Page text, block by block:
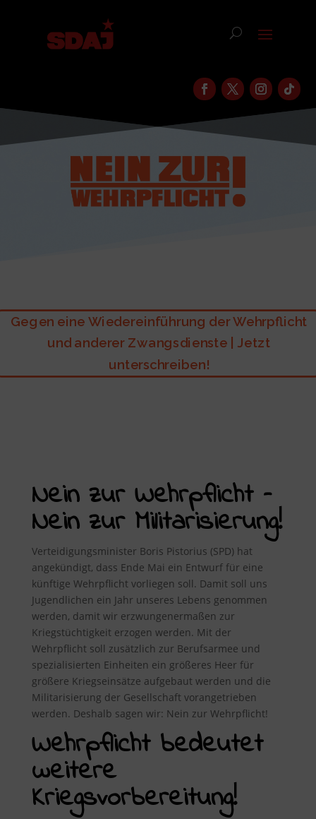
Gegen eine Wiedereinführung der Wehrpflicht
und anderer Zwangsdienste | Jetzt
unterschreiben!
Nein zur Wehrpflicht –
Nein zur Militarisierung!
Verteidigungsminister Boris Pistorius (SPD) hat
angekündigt, dass Ende Mai ein Entwurf für eine
künftige Wehrpflicht vorliegen soll. Damit soll uns
Jugendlichen ein Jahr unseres Lebens genommen
werden, damit wir erzwungenermaßen zur
Kriegstüchtigkeit erzogen werden. Mit der
Wehrpflicht soll zusätzlich zur Berufsarmee und
spezialisierten Einheiten ein größeres Heer für
größere Kriegseinsätze aufgebaut werden und die
Militarisierung der Gesellschaft vorangetrieben
werden. Deshalb sagen wir: Nein zur Wehrpflicht!
Wehrpflicht bedeutet
weitere
Kriegsvorbereitung!